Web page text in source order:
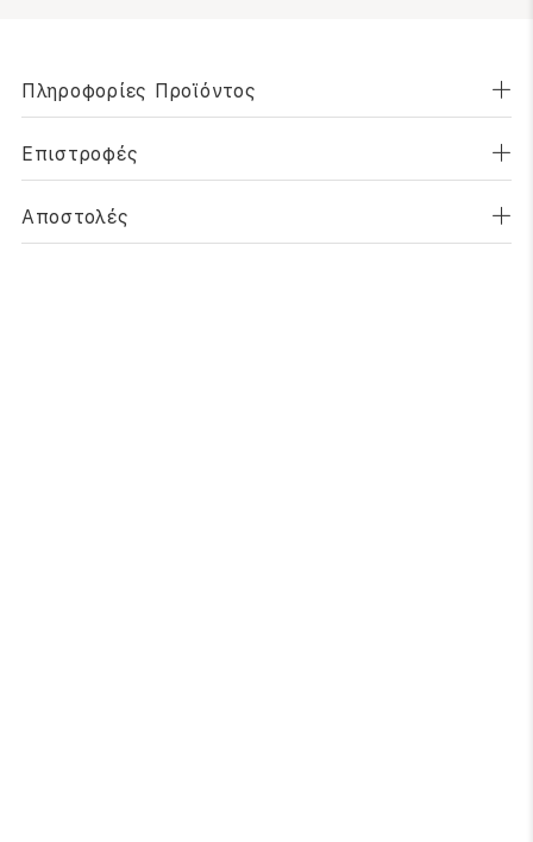
Πληροφορίες Προϊόντος
Επιστροφές
Αποστολές